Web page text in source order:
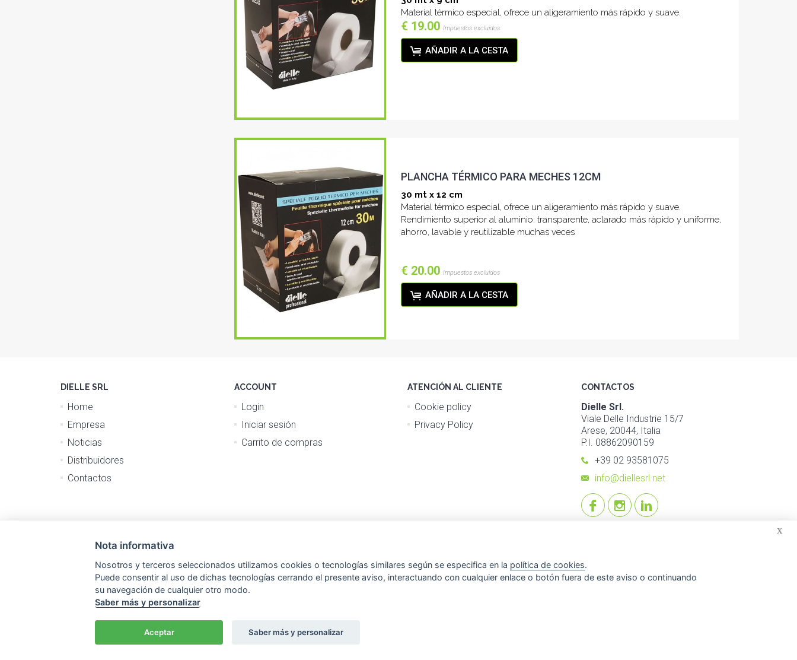
Material térmico especial, ofrece un aligeramiento más rápido y suave.
€ 19.00 Impuestos excluidos
AÑADIR A LA CESTA
PLANCHA TÉRMICO PARA MECHES 12CM
30 mt x 12 cm
Material térmico especial, ofrece un aligeramiento más rápido y suave.
Rendimiento superior al aluminio: transparente, aclarado más rápido y uniforme,
ahorro, lavable y reutilizable muchas veces
€ 20.00 Impuestos excluidos
AÑADIR A LA CESTA
DIELLE SRL
Home
Empresa
Noticias
Distribuidores
Contactos
ACCOUNT
Login
Iniciar sesión
Carrito de compras
ATENCIÓN AL CLIENTE
Cookie policy
Privacy Policy
CONTACTOS
Dielle Srl.
Viale Delle Industrie 15/7
Arese, 20044, Italia
P.I. 08862090159
+39 02 93581075
info@diellesrl.net
© 2026 Dielle Srl.. Todos los derechos reservados. -
Nota informativa
Nosotros y terceros seleccionados utilizamos cookies o tecnologías similares según se especifica en la política de cookies.
Puede consentir al uso de dichas tecnologías cerrando el presente aviso, interactuando con cualquier enlace o botón fuera de este aviso o continuando
su navegación de cualquier otro modo.
Saber más y personalizar
Aceptar
X
Saber más y personalizar